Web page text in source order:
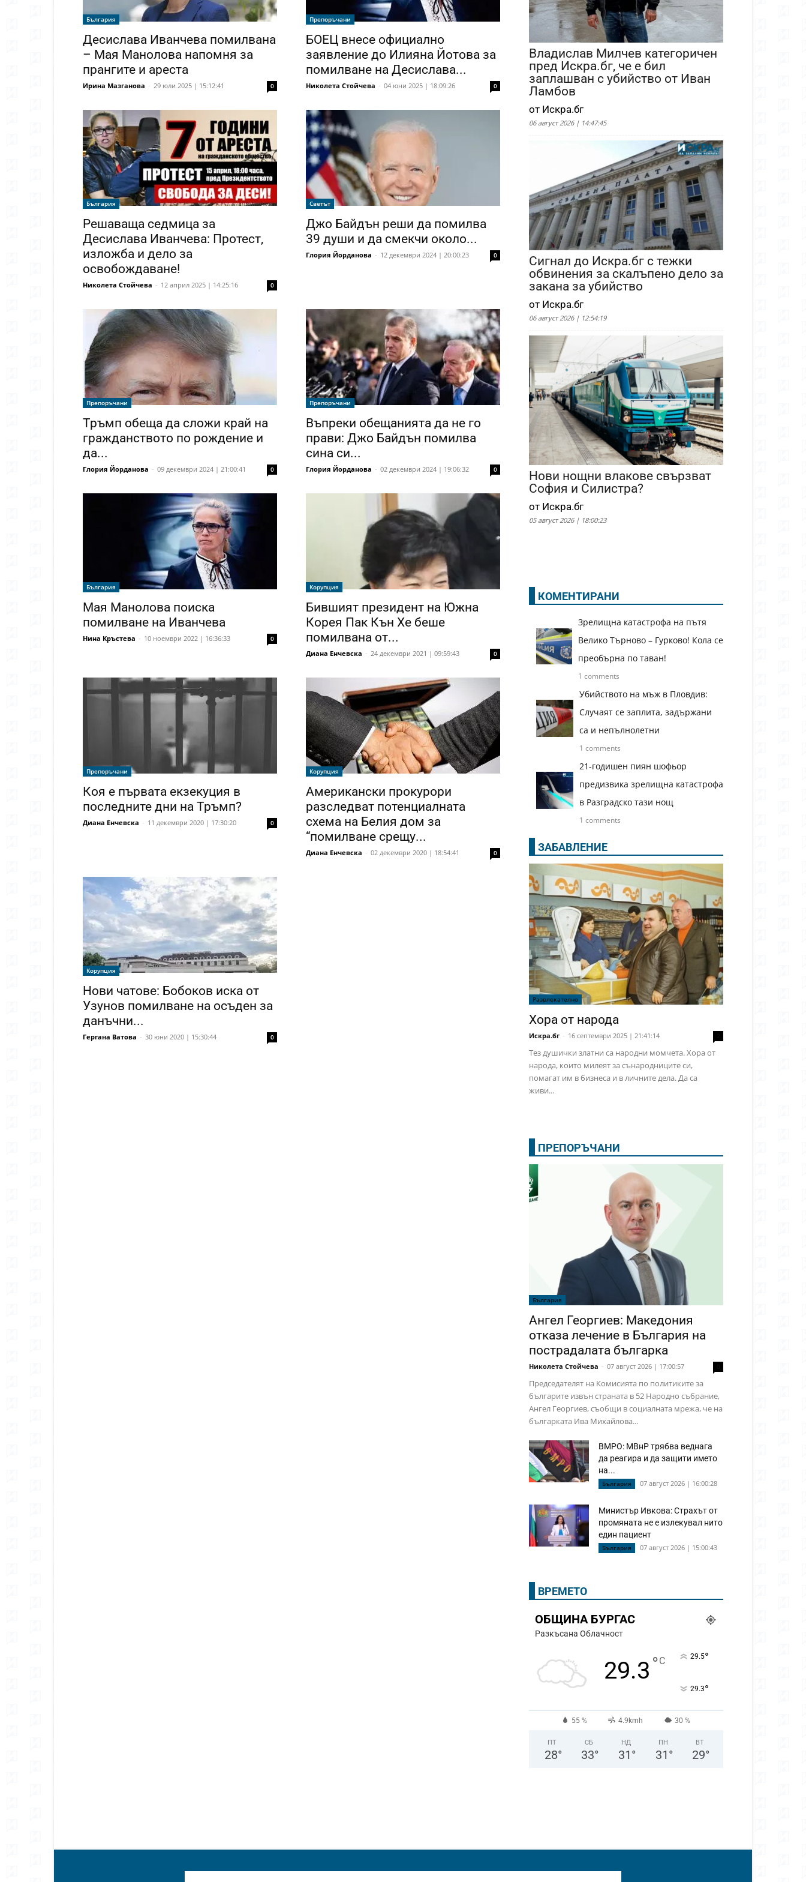
България
Десислава Иванчева помилвана
– Мая Манолова напомня за
прангите и ареста
Ирина Мазганова - 29 юли 2025 | 15:12:41 0
Препоръчани
БОЕЦ внесе официално
заявление до Илияна Йотова за
помилване на Десислава...
Николета Стойчева - 04 юни 2025 | 18:09:26 0
България
Решаваща седмица за
Десислава Иванчева: Протест,
изложба и дело за
освобождаване!
Николета Стойчева - 12 април 2025 | 14:25:16 0
Светът
Джо Байдън реши да помилва
39 души и да смекчи около...
Глория Йорданова - 12 декември 2024 | 20:00:23 0
Препоръчани
Тръмп обеща да сложи край на
гражданството по рождение и
да...
Глория Йорданова - 09 декември 2024 | 21:00:41 0
Препоръчани
Въпреки обещанията да не го
прави: Джо Байдън помилва
сина си...
Глория Йорданова - 02 декември 2024 | 19:06:32 0
България
Мая Манолова поиска
помилване на Иванчева
Нина Кръстева - 10 ноември 2022 | 16:36:33 0
Корупция
Бившият президент на Южна
Корея Пак Кън Хе беше
помилвана от...
Диана Енчевска - 24 декември 2021 | 09:59:43 0
Препоръчани
Коя е първата екзекуция в
последните дни на Тръмп?
Диана Енчевска - 11 декември 2020 | 17:30:20 0
Корупция
Американски прокурори
разследват потенциалната
схема на Белия дом за
“помилване срещу...
Диана Енчевска - 02 декември 2020 | 18:54:41 0
Корупция
Нови чатове: Бобоков иска от
Узунов помилване на осъден за
данъчни...
Гергана Ватова - 30 юни 2020 | 15:30:44 0
Владислав Милчев категоричен
пред Искра.бг, че е бил
заплашван с убийство от Иван
Ламбов
от Искра.бг
06 август 2026 | 14:47:45
Сигнал до Искра.бг с тежки
обвинения за скалъпено дело за
закана за убийство
от Искра.бг
06 август 2026 | 12:54:19
Нови нощни влакове свързват
София и Силистра?
от Искра.бг
05 август 2026 | 18:00:23
КОМЕНТИРАНИ
Зрелищна катастрофа на пътя
Велико Търново – Гурково! Кола се
преобърна по таван!
1 comments
Убийството на мъж в Пловдив:
Случаят се заплита, задържани
са и непълнолетни
1 comments
21-годишен пиян шофьор
предизвика зрелищна катастрофа
в Разградско тази нощ
1 comments
ЗАБАВЛЕНИЕ
Развлекателно
Хора от народа
Искра.бг - 16 септември 2025 | 21:41:14
Тез душички златни са народни момчета. Хора от
народа, които милеят за сънародниците си,
помагат им в бизнеса и в личните дела. Да са
живи...
ПРЕПОРЪЧАНИ
България
Ангел Георгиев: Македония
отказа лечение в България на
пострадалата българка
Николета Стойчева - 07 август 2026 | 17:00:57
Председателят на Комисията по политиките за
българите извън страната в 52 Народно събрание,
Ангел Георгиев, съобщи в социалната мрежа, че на
българката Ива Михайлова...
ВМРО: МВнР трябва веднага
да реагира и да защити името
на...
България 07 август 2026 | 16:00:28
Министър Ивкова: Страхът от
промяната не е излекувал нито
един пациент
България 07 август 2026 | 15:00:43
ВРЕМЕТО
ОБЩИНА БУРГАС
Разкъсана Облачност
29.3 °C 29.5°
29.3°
55 % 4.9kmh 30 %
ПТ
28°
СБ
33°
НД
31 °
ПН
31 °
ВТ
29°